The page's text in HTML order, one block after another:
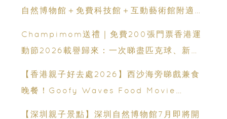
自然博物館＋免費科技館＋互動藝術館附適合
Champimom送禮｜免費200張門票香港運
動節2026載譽歸來：一次睇盡匹克球、新興
【香港親子好去處2026】西沙海旁睇戲兼食
晚餐！Goofy Waves Food Movie
【深圳親子景點】深圳自然博物館7月即將開